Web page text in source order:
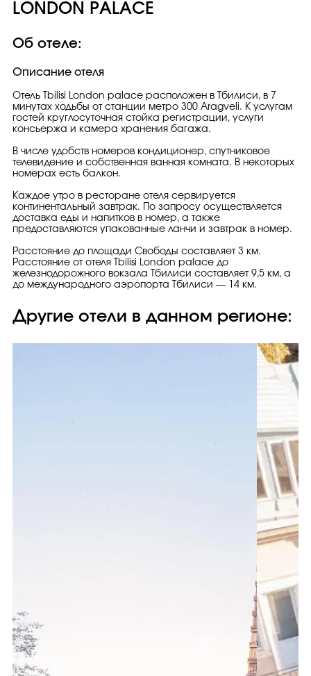
LONDON PALACE
Об отеле:
Описание отеля
Отель Tbilisi London palace расположен в Тбилиси, в 7
минутах ходьбы от станции метро 300 Aragveli. К услугам
гостей круглосуточная стойка регистрации, услуги
консьержа и камера хранения багажа.
В числе удобств номеров кондиционер, спутниковое
телевидение и собственная ванная комната. В некоторых
номерах есть балкон.
Каждое утро в ресторане отеля сервируется
континентальный завтрак. По запросу осуществляется
доставка еды и напитков в номер, а также
предоставляются упакованные ланчи и завтрак в номер.
Расстояние до площади Свободы составляет 3 км.
Расстояние от отеля Tbilisi London palace до
железнодорожного вокзала Тбилиси составляет 9,5 км, а
до международного аэропорта Тбилиси — 14 км.
Другие отели в данном регионе: